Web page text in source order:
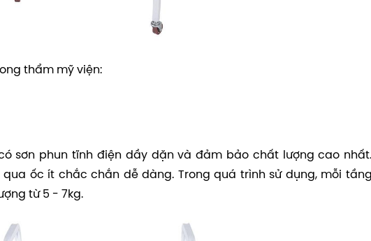
thẩm mỹ viện:
sơn phun tĩnh điện dầy dặn và đảm bảo chất lượng cao
ốc ít chắc chắn dễ dàng. Trong quá trình sử dụng, mỗi
từ 5 - 7kg.